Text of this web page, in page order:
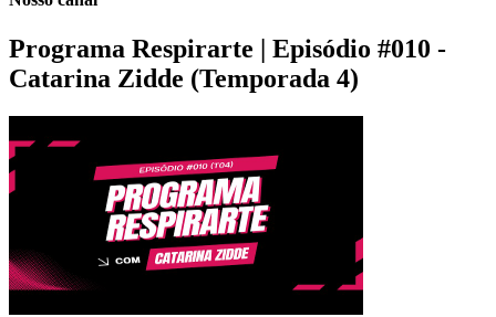
Programa Respirarte | Episódio #010 -
Catarina Zidde (Temporada 4)